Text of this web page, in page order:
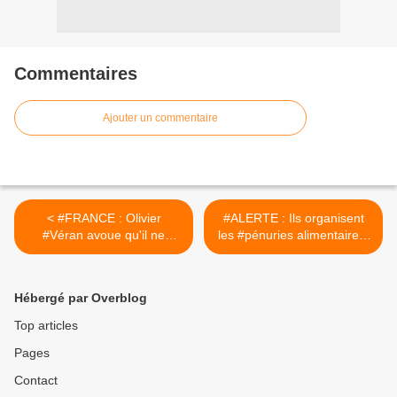
Commentaires
Ajouter un commentaire
< #FRANCE : Olivier
#Véran avoue qu'il ne
voulait pas du #pass
abandonné
#ALERTE : Ils organisent
les #pénuries alimentaires.
Préparez-vous = 8 étapes
Hébergé par Overblog
Top articles
Pages
Contact